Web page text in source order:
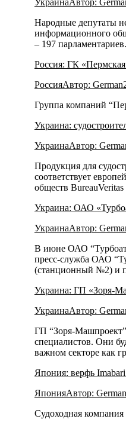
УкраинаАвтор:
Народные депутаты
информационного
– 197 парламентариев.
Россия: ГК
РоссияАвтор: German
Группа компаний
Украина:
УкраинаАвтор:
Продукция для
соответствует
обществ
Украина: ОАО
УкраинаАвтор:
В июне ОАО
пресс-служба ОАО
(станционный №2) и
Украина: ГП «Зоря-
УкраинаАвтор:
ГП “Зоря-
специалистов. Они
важном секторе как
Япония: верфь
ЯпонияАвтор: German
Судоходная компания